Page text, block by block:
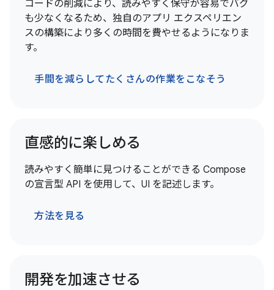
コードの削減により、読みやすく保守が容易でバグ
も少なくなるため、独自のアプリ エクスペリエン
スの構築により多くの時間を費やせるようになりま
す。
手間を減らしてたくさんの作業をこなそう
直感的に楽しめる
読みやすく簡単に見つけることができる Compose
の宣言型 API を使用して、UI を記述します。
方法を見る
開発を加速させる